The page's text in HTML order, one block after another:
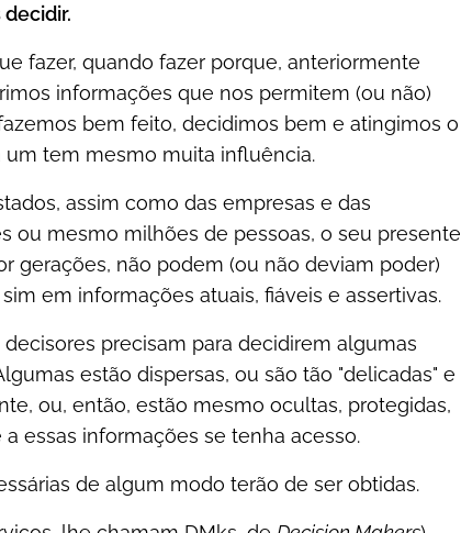
fazer, quando fazer porque, anteriormente
informações que nos permitem (ou não)
bem feito, decidimos bem e atingimos o
um tem mesmo muita influência.
assim como das empresas e das
ou mesmo milhões de pessoas, o seu presente
gerações, não podem (ou não deviam poder)
em informações atuais, fiáveis e assertivas.
precisam para decidirem algumas
estão dispersas, ou são tão "delicadas" e
ou, então, estão mesmo ocultas, protegidas,
essas informações se tenha acesso.
de algum modo terão de ser obtidas.